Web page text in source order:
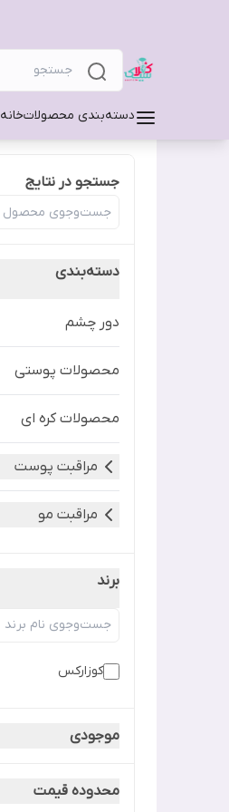
دسته‌بندی محصولاتخانه
جستجو در نتایج
دسته‌بندی
دور چشم
محصولات پوستی
محصولات کره ای
مراقبت پوست
مراقبت مو
برند
کوزارکس
موجودی
محدوده قیمت